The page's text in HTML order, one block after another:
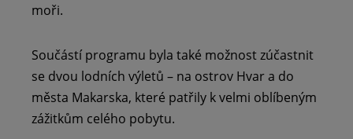
moři.
Součástí programu byla také možnost zúčastnit
se dvou lodních výletů – na ostrov Hvar a do
města Makarska, které patřily k velmi oblíbeným
zážitkům celého pobytu.